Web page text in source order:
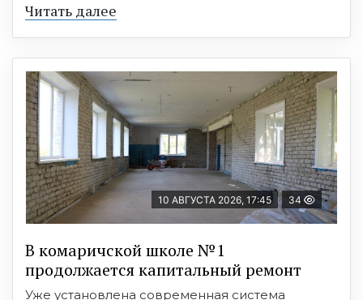
Читать далее
10 АВГУСТА 2026, 17:45 34
В комаричской школе №1
продолжается капитальный ремонт
Уже установлена современная система